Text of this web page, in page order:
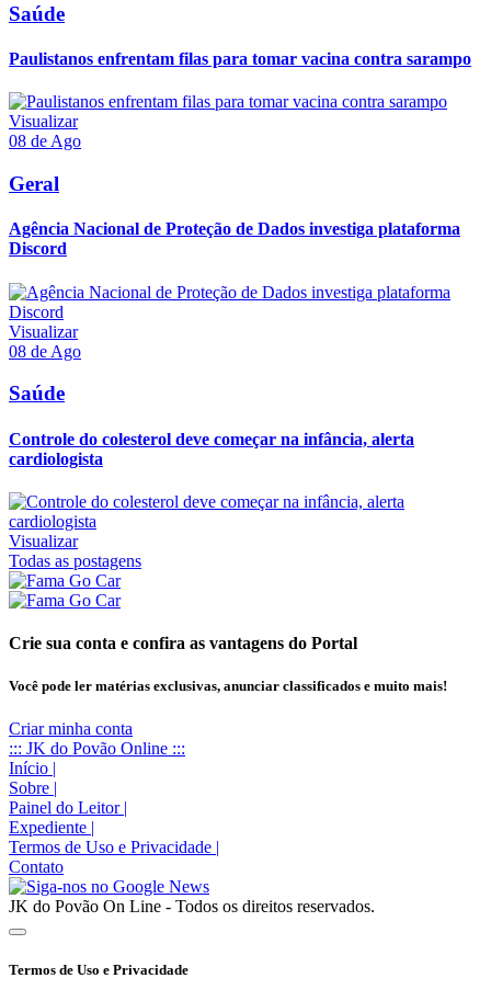
Saúde
Paulistanos enfrentam filas para tomar vacina contra sarampo
Visualizar
08 de Ago
Geral
Agência Nacional de Proteção de Dados investiga plataforma
Discord
Visualizar
08 de Ago
Saúde
Controle do colesterol deve começar na infância, alerta
cardiologista
Visualizar
Todas as postagens
Crie sua conta e confira as vantagens do Portal
Você pode ler matérias exclusivas, anunciar classificados e muito mais!
Criar minha conta
::: JK do Povão Online :::
Início |
Sobre |
Painel do Leitor |
Expediente |
Termos de Uso e Privacidade |
Contato
JK do Povão On Line - Todos os direitos reservados.
Termos de Uso e Privacidade